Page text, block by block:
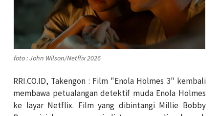
foto : John Wilson/Netflix 2026
RRI.CO.ID, Takengon : Film "Enola Holmes 3" kembali
membawa petualangan detektif muda Enola Holmes
ke layar Netflix. Film yang dibintangi Millie Bobby